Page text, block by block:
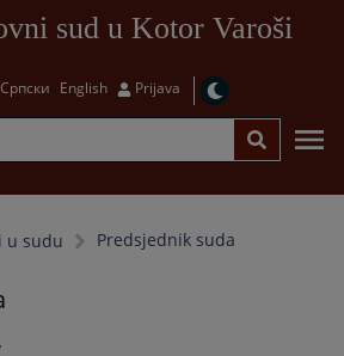
sud u Kotor Varoši
Српски English Prijava
u sudu Predsjednik suda